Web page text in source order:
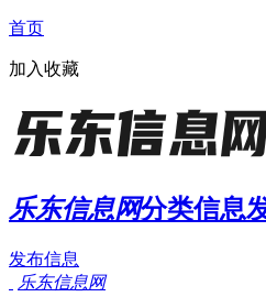
首页
加入收藏
乐东信息网分类信息
发布信息
乐东信息网